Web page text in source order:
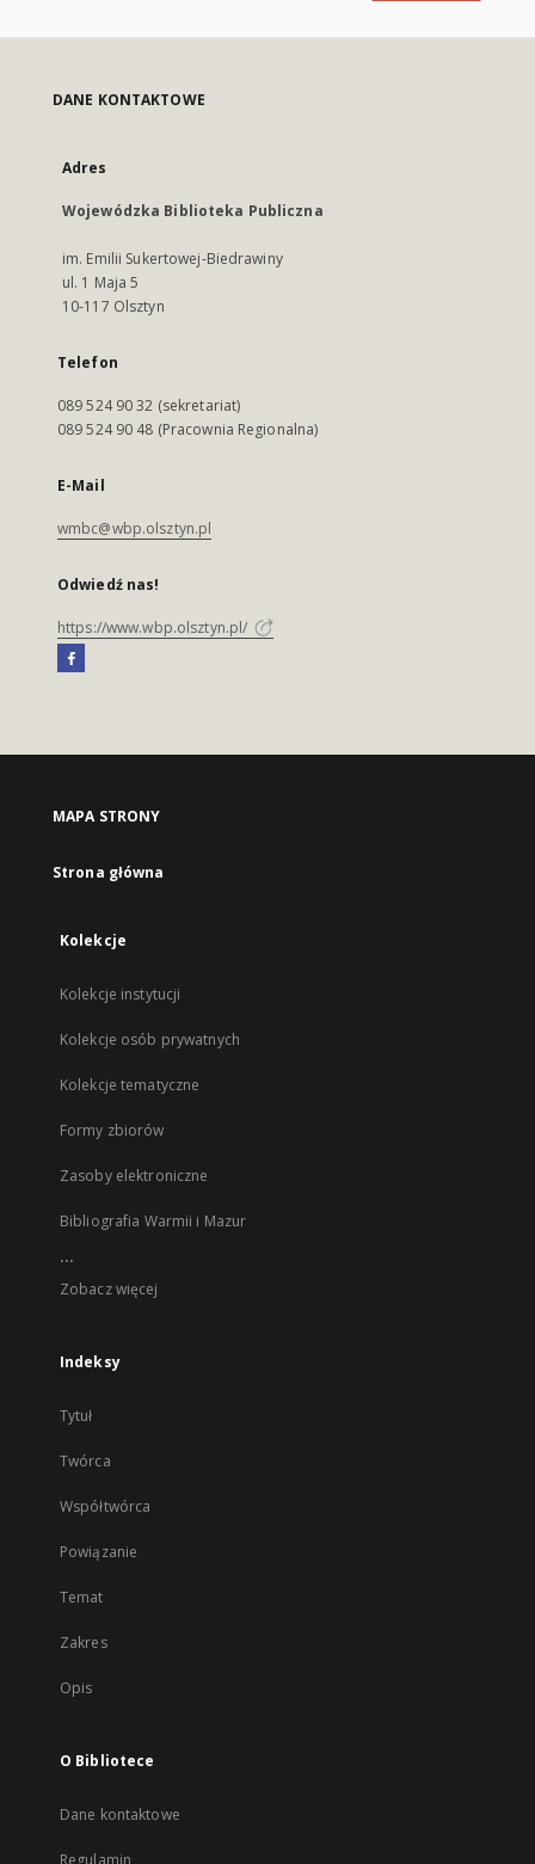
DANE KONTAKTOWE
Adres
Wojewódzka Biblioteka Publiczna
im. Emilii Sukertowej-Biedrawiny
ul. 1 Maja 5
10-117 Olsztyn
Telefon
089 524 90 32 (sekretariat)
089 524 90 48 (Pracownia Regionalna)
E-Mail
wmbc@wbp.olsztyn.pl
Odwiedź nas!
https://www.wbp.olsztyn.pl/
MAPA STRONY
Strona główna
Kolekcje
Kolekcje instytucji
Kolekcje osób prywatnych
Kolekcje tematyczne
Formy zbiorów
Zasoby elektroniczne
Bibliografia Warmii i Mazur
...
Zobacz więcej
Indeksy
Tytuł
Twórca
Współtwórca
Powiązanie
Temat
Zakres
Opis
O Bibliotece
Dane kontaktowe
Regulamin